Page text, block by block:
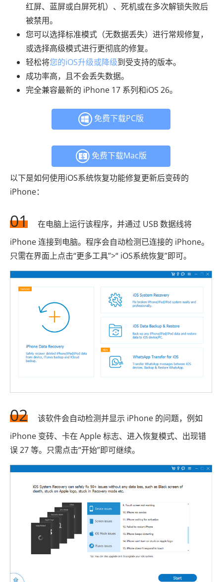
红屏、蓝屏或白屏死机）、死机或在多次解锁失败后
被禁用。
您可以选择标准模式（无数据丢失）进行常规修复，
或选择高级模式进行更彻底的修复。
轻松将您的iOS升级或降级到受支持的版本。
成功率高，且不会丢失数据。
完全兼容最新的 iPhone 17 系列和iOS 26。
免费下载PC版
免费下载Mac版
以下是如何使用iOS系统恢复功能修复更新后变砖的
iPhone：
01
在电脑上运行该程序，并通过 USB 数据线将
iPhone 连接到电脑。程序会自动检测已连接的 iPhone。
只需在界面上点击“更多工具”>“ iOS系统恢复”即可。
02
该软件会自动检测并显示 iPhone 的问题，例如
iPhone 变砖、卡在 Apple 标志、进入恢复模式、出现错
误 27 等。只需点击“开始”即可继续。